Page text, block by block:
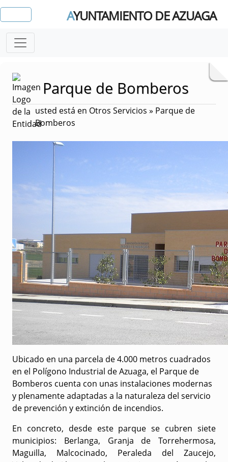
AYUNTAMIENTO DE AZUAGA
Parque de Bomberos
usted está en Otros Servicios » Parque de
Bomberos
Ubicado en una parcela de 4.000 metros cuadrados
en el Polígono Industrial de Azuaga, el Parque de
Bomberos cuenta con unas instalaciones modernas
y plenamente adaptadas a la naturaleza del servicio
de prevención y extinción de incendios.
En concreto, desde este parque se cubren siete
municipios: Berlanga, Granja de Torrehermosa,
Maguilla, Malcocinado, Peraleda del Zaucejo,